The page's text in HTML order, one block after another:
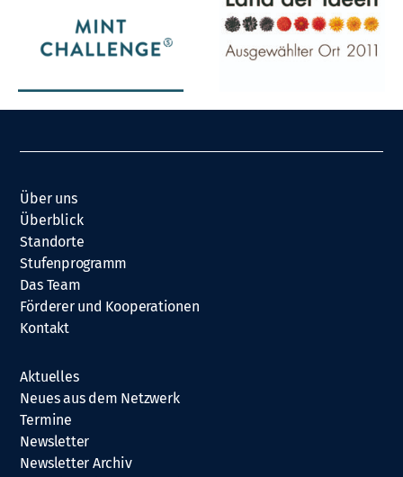
Über uns
Überblick
Standorte
Stufenprogramm
Das Team
Förderer und Kooperationen
Kontakt
Aktuelles
Neues aus dem Netzwerk
Termine
Newsletter
Newsletter Archiv